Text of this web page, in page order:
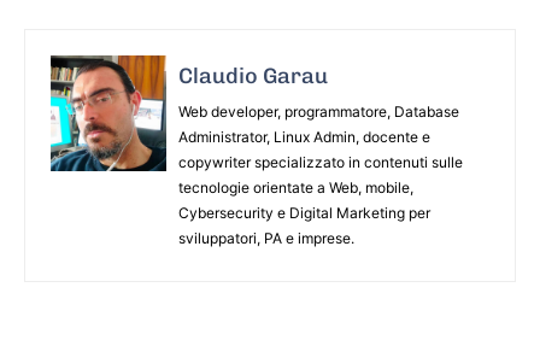
Claudio Garau
Web developer, programmatore, Database
Administrator, Linux Admin, docente e
copywriter specializzato in contenuti sulle
tecnologie orientate a Web, mobile,
Cybersecurity e Digital Marketing per
sviluppatori, PA e imprese.